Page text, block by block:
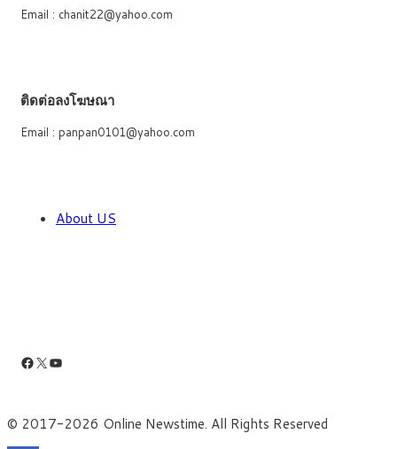
Email : chanit22@yahoo.com
ติดต่อลงโฆษณา
Email : panpan0101@yahoo.com
About US
Facebook
X YouTube
© 2017-2026 Online Newstime. All Rights Reserved